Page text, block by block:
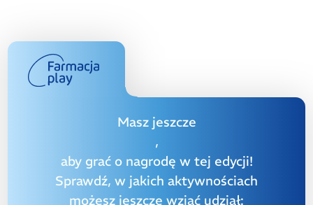
Masz jeszcze
,
aby grać o nagrodę w tej edycji!
Sprawdź, w jakich aktywnościach
możesz jeszcze wziąć udział: